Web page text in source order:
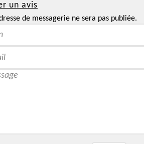
un avis
de messagerie ne sera pas publiée.